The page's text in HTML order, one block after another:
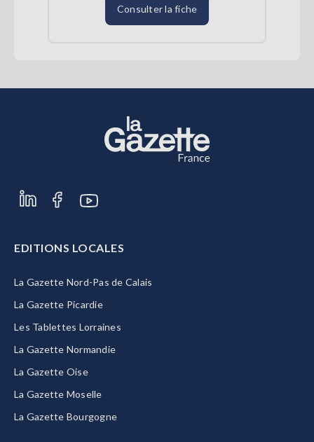
Consulter la fiche
EDITIONS LOCALES
La Gazette Nord-Pas de Calais
La Gazette Picardie
Les Tablettes Lorraines
La Gazette Normandie
La Gazette Oise
La Gazette Moselle
La Gazette Bourgogne